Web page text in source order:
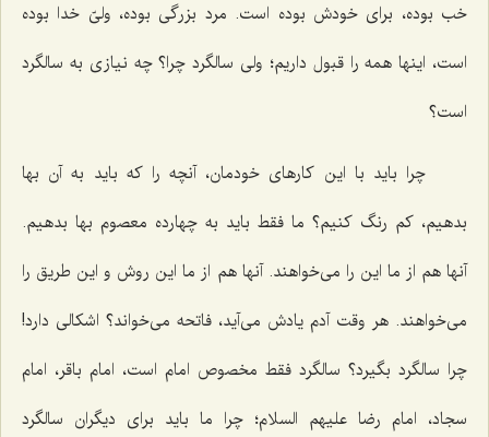
خب بوده، برای خودش بوده است. مرد بزرگی بوده، ولیّ خدا بوده
است، اینها همه را قبول داریم؛ ولی سالگرد چرا؟ چه نیازی به سالگرد
است؟
چرا باید با این کارهای خودمان، آنچه را که باید به آن بها
بدهیم، کم رنگ کنیم؟ ما فقط باید به چهارده معصوم بها بدهیم.
آنها هم از ما این را می‌خواهند. آنها هم از ما این روش و این طریق را
می‌خواهند. هر وقت آدم یادش می‌آید، فاتحه می‌خواند؟ اشکالی دارد!
چرا سالگرد بگیرد؟ سالگرد فقط مخصوص امام است، امام باقر، امام
سجاد، امام رضا علیهم السلام؛ چرا ما باید برای دیگران سالگرد